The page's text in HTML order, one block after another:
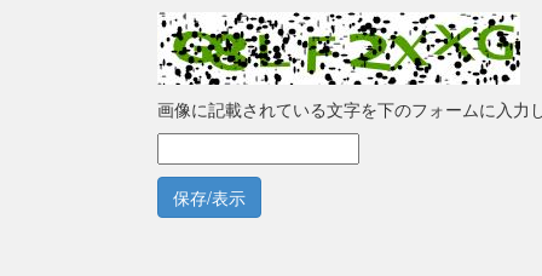
画像に記載されている文字を下のフォームに入力
保存/表示